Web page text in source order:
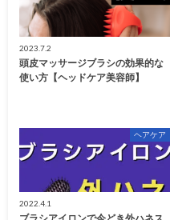
2023.7.2
頭皮マッサージブラシの効果的な
使い方【ヘッドケア美容師】
ヘアケア
2022.4.1